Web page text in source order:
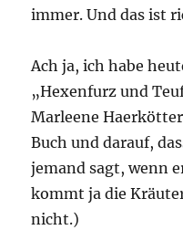
immer. Und das ist
Ach ja, ich habe
„Hexenfurz und
Marleene
Buch und darauf,
jemand sagt, wenn
kommt ja die
nicht.)